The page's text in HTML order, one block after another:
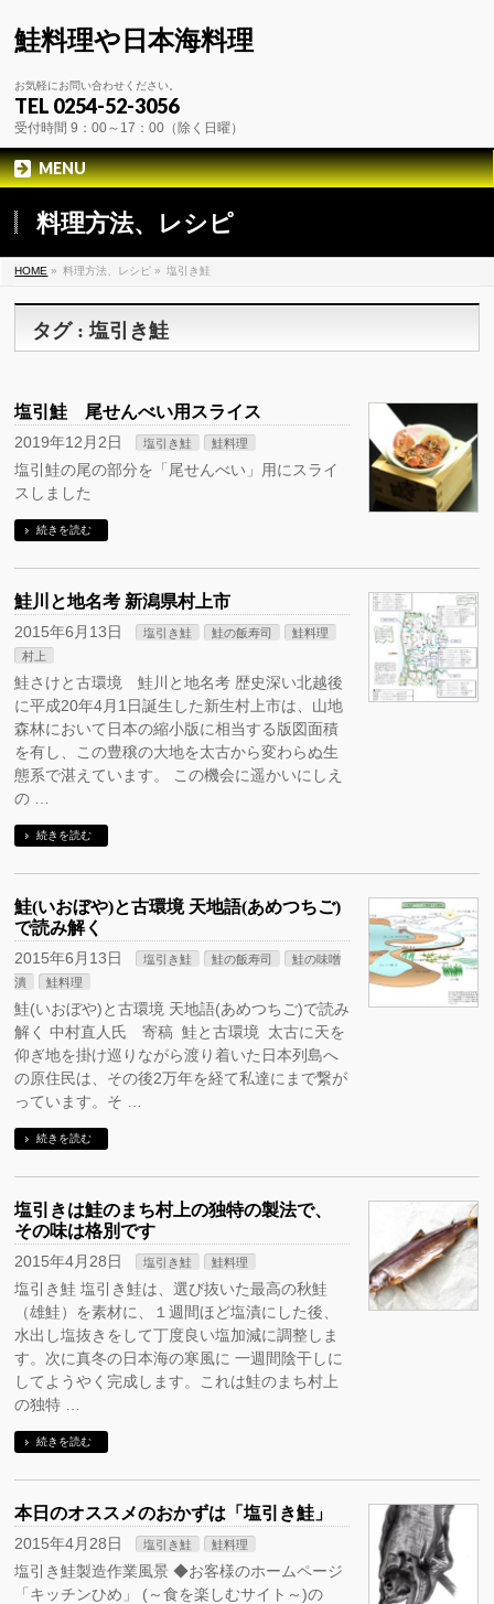
鮭料理や日本海料理
お気軽にお問い合わせください。
TEL 0254-52-3056
受付時間 9：00～17：00（除く日曜）
MENU
料理方法、レシピ
HOME » 料理方法、レシピ » 塩引き鮭
タグ : 塩引き鮭
塩引鮭 尾せんべい用スライス
2019年12月2日 塩引き鮭 鮭料理
塩引鮭の尾の部分を「尾せんべい」用にスライ
スしました
続きを読む
鮭川と地名考 新潟県村上市
2015年6月13日 塩引き鮭 鮭の飯寿司
鮭料理
村上
鮭さけと古環境 鮭川と地名考 歴史深い北越後
に平成20年4月1日誕生した新生村上市は、山地
森林において日本の縮小版に相当する版図面積
を有し、この豊穣の大地を太古から変わらぬ生
態系で湛えています。 この機会に遥かいにしえ
の …
続きを読む
鮭(いおぼや)と古環境 天地語(あめつちご)
で読み解く
2015年6月13日 塩引き鮭 鮭の飯寿司
鮭の味噌
潰
鮭料理
鮭(いおぼや)と古環境 天地語(あめつちご)で読み
解く 中村直人氏 寄稿 鮭と古環境 太古に天を
仰ぎ地を掛け巡りながら渡り着いた日本列島へ
の原住民は、その後2万年を経て私達にまで繋が
っています。そ …
続きを読む
塩引きは鮭のまち村上の独特の製法で、
その味は格別です
2015年4月28日 塩引き鮭 鮭料理
塩引き鮭 塩引き鮭は、選び抜いた最高の秋鮭
（雄鮭）を素材に、１週間ほど塩漬にした後、
水出し塩抜きをして丁度良い塩加減に調整しま
す。次に真冬の日本海の寒風に 一週間陰干しに
してようやく完成します。これは鮭のまち村上
の独特 …
続きを読む
本日のオススメのおかずは「塩引き鮭」
2015年4月28日 塩引き鮭 鮭料理
塩引き鮭製造作業風景 ◆お客様のホームページ
「キッチンひめ」 (～食を楽しむサイト～)の